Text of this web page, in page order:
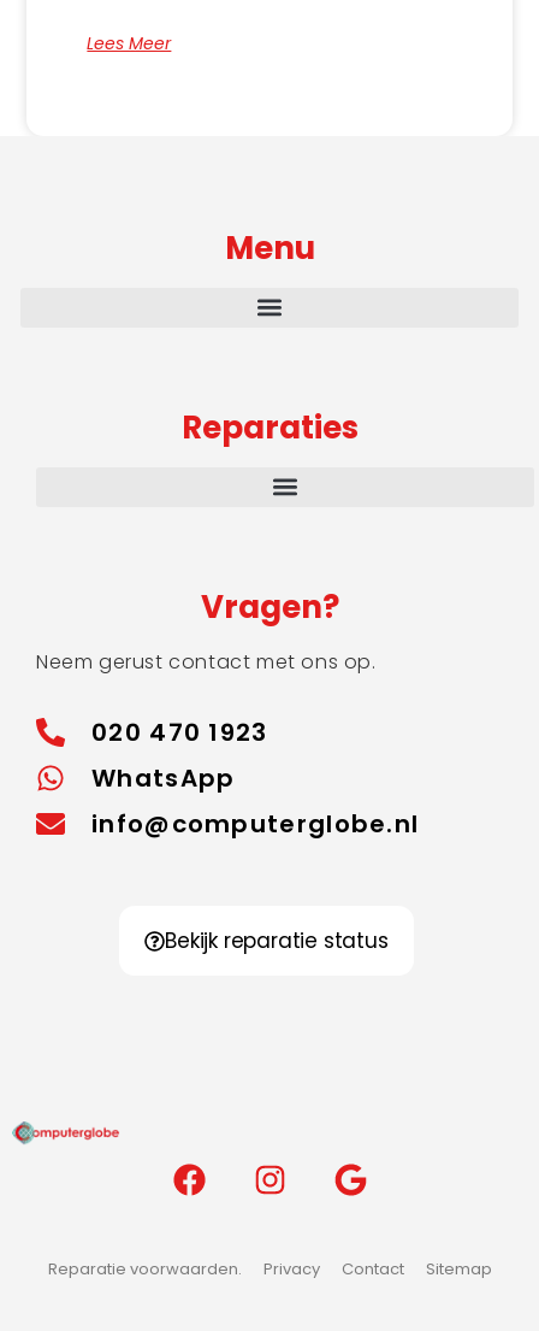
Lees Meer
Menu
Reparaties
Vragen?
Neem gerust contact met ons op.
020 470 1923
WhatsApp
info@computerglobe.nl
Bekijk reparatie status
Reparatie voorwaarden. Privacy Contact Sitemap